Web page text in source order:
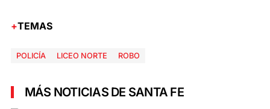
TEMAS
POLICÍA LICEO NORTE ROBO
MÁS NOTICIAS DE SANTA FE